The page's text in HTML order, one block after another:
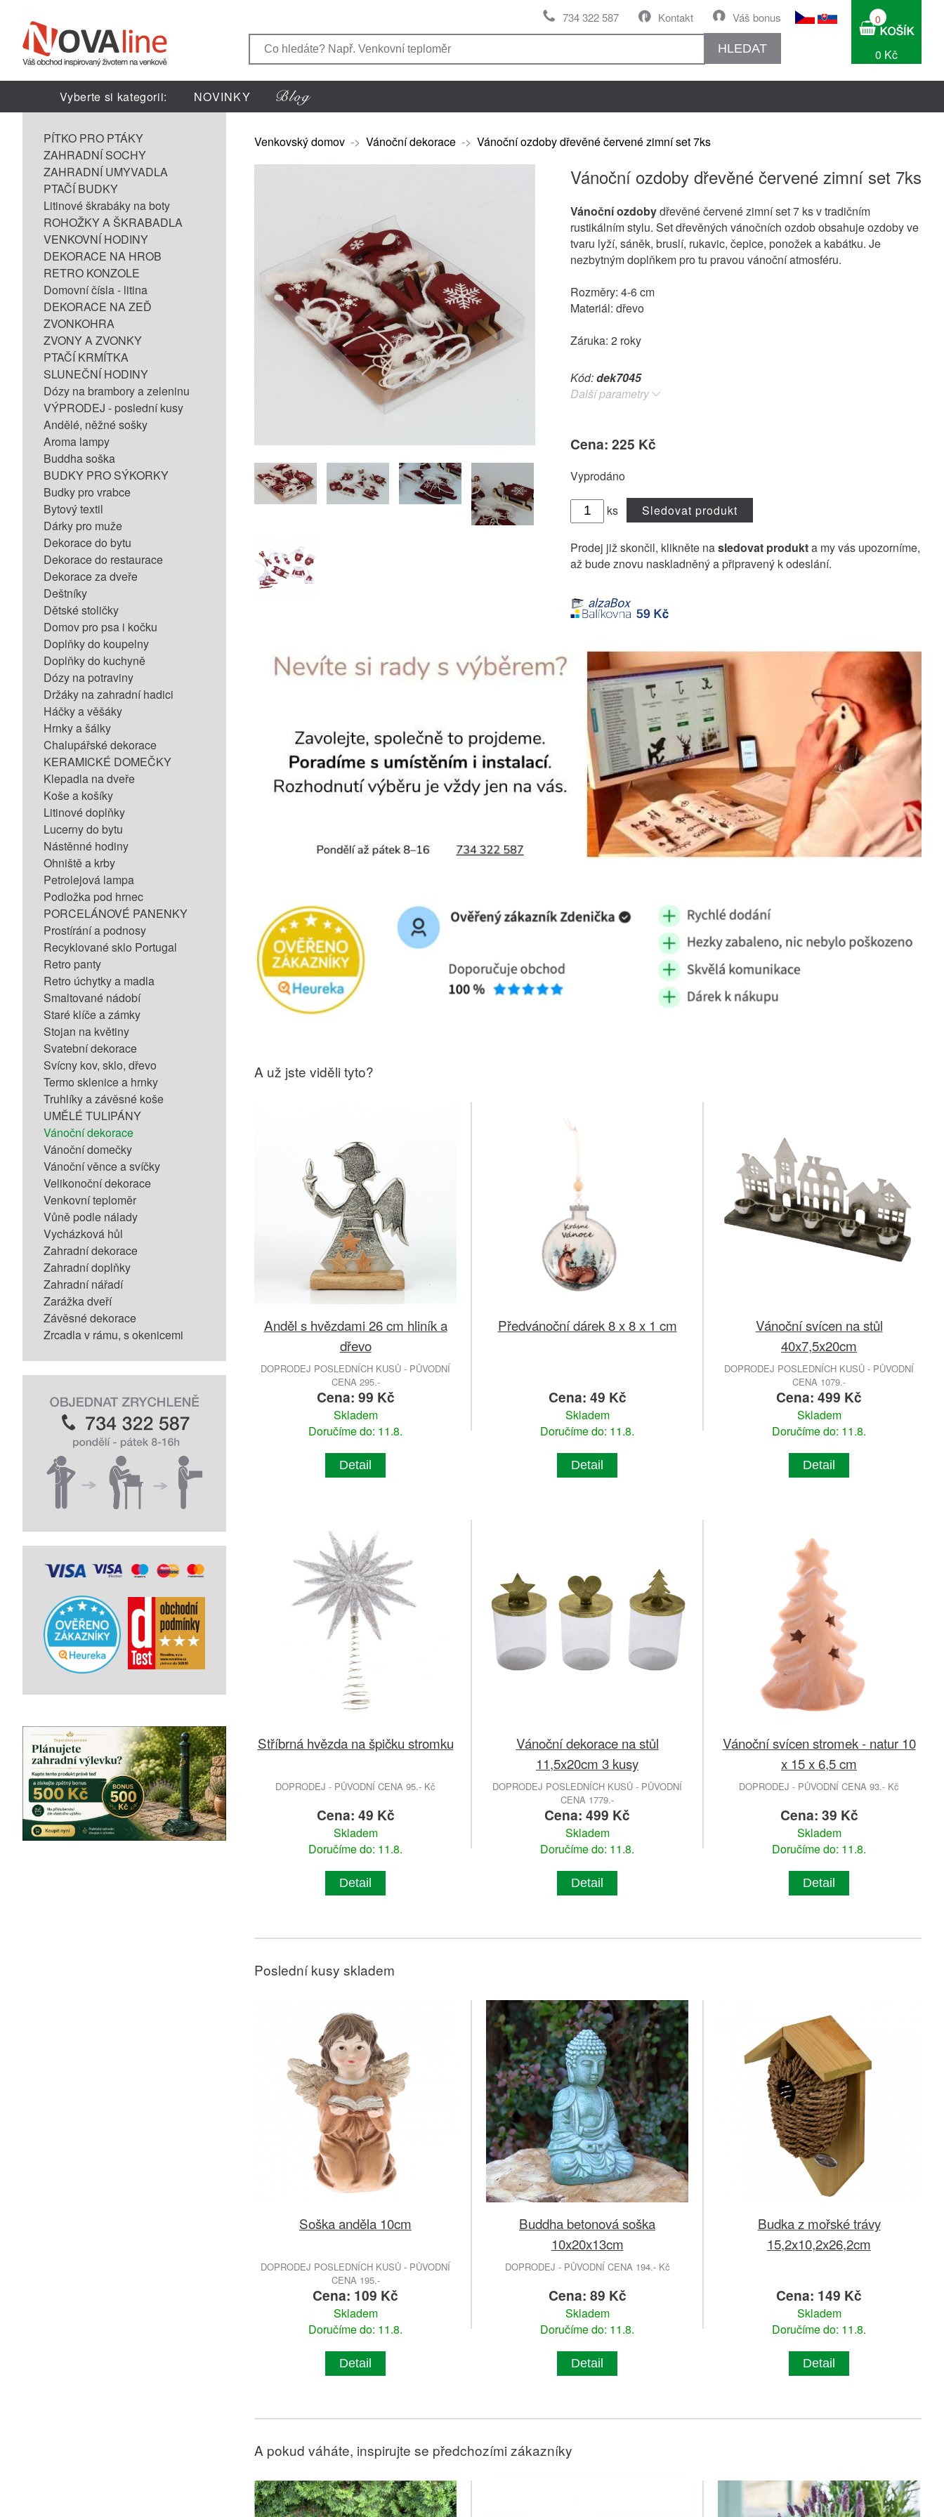
Váš bonus
Kontakt
734 322 587
HLEDAT
0
0 Kč
Vyberte si kategorii: NOVINKY
PÍTKO PRO PTÁKY
ZAHRADNÍ SOCHY
ZAHRADNÍ UMYVADLA
PTAČÍ BUDKY
Litinové škrabáky na boty
ROHOŽKY A ŠKRABADLA
VENKOVNÍ HODINY
DEKORACE NA HROB
RETRO KONZOLE
Domovní čísla - litina
DEKORACE NA ZEĎ
ZVONKOHRA
ZVONY A ZVONKY
PTAČÍ KRMÍTKA
SLUNEČNÍ HODINY
Dózy na brambory a zeleninu
VÝPRODEJ - poslední kusy
Andělé, něžné sošky
Aroma lampy
Buddha soška
BUDKY PRO SÝKORKY
Budky pro vrabce
Bytový textil
Dárky pro muže
Dekorace do bytu
Dekorace do restaurace
Dekorace za dveře
Deštníky
Dětské stoličky
Domov pro psa i kočku
Doplňky do koupelny
Doplňky do kuchyně
Dózy na potraviny
Držáky na zahradní hadici
Háčky a věšáky
Hrnky a šálky
Chalupářské dekorace
KERAMICKÉ DOMEČKY
Klepadla na dveře
Koše a košíky
Litinové doplňky
Lucerny do bytu
Nástěnné hodiny
Ohniště a krby
Petrolejová lampa
Podložka pod hrnec
PORCELÁNOVÉ PANENKY
Prostírání a podnosy
Recyklované sklo Portugal
Retro panty
Retro úchytky a madla
Smaltované nádobí
Staré klíče a zámky
Stojan na květiny
Svatební dekorace
Svícny kov, sklo, dřevo
Termo sklenice a hrnky
Truhlíky a závěsné koše
UMĚLÉ TULIPÁNY
Vánoční dekorace
Vánoční domečky
Vánoční věnce a svíčky
Velikonoční dekorace
Venkovní teploměr
Vůně podle nálady
Vycházková hůl
Zahradní dekorace
Zahradní doplňky
Zahradní nářadí
Zarážka dveří
Závěsné dekorace
Zrcadla v rámu, s okenicemi
Venkovský domov -> Vánoční dekorace -> Vánoční ozdoby dřevěné červené zimní set 7ks
Vánoční ozdoby dřevěné červené zimní set 7ks
Vánoční ozdobydřevěné červené zimní set 7 ks v tradičním
rustikálním stylu. Set dřevěných vánočních ozdob obsahuje ozdoby ve
tvaru lyží, sáněk, bruslí, rukavic, čepice, ponožek a kabátku. Je
nezbytným doplňkem pro tu pravou vánoční atmosféru.
Rozměry: 4-6 cm
Materiál: dřevo
Záruka: 2 roky
Kód:dek7045
Další parametry
Cena: 225 Kč
Vyprodáno
ks Sledovat produkt
Prodej již skončil, klikněte nasledovat produkta my vás upozorníme,
až bude znovu naskladněný a připravený k odeslání.
A už jste viděli tyto?
Anděl s hvězdami 26 cm hliník a
dřevo
DOPRODEJ POSLEDNÍCH KUSŮ - PŮVODNÍ
CENA 295.-
Cena: 99 Kč
Skladem
Doručíme do: 11.8.
Detail
Předvánoční dárek 8 x 8 x 1 cm
Cena: 49 Kč
Skladem
Doručíme do: 11.8.
Detail
Vánoční svícen na stůl
40x7,5x20cm
DOPRODEJ POSLEDNÍCH KUSŮ - PŮVODNÍ
CENA 1079.-
Cena: 499 Kč
Skladem
Doručíme do: 11.8.
Detail
Stříbrná hvězda na špičku stromku
DOPRODEJ - PŮVODNÍ CENA 95.- Kč
Cena: 49 Kč
Skladem
Doručíme do: 11.8.
Detail
Vánoční dekorace na stůl
11,5x20cm 3 kusy
DOPRODEJ POSLEDNÍCH KUSŮ - PŮVODNÍ
CENA 1779.-
Cena: 499 Kč
Skladem
Doručíme do: 11.8.
Detail
Vánoční svícen stromek - natur 10
x 15 x 6,5 cm
DOPRODEJ - PŮVODNÍ CENA 93.- Kč
Cena: 39 Kč
Skladem
Doručíme do: 11.8.
Detail
Poslední kusy skladem
Soška anděla 10cm
DOPRODEJ POSLEDNÍCH KUSŮ - PŮVODNÍ
CENA 195.-
Cena: 109 Kč
Skladem
Doručíme do: 11.8.
Detail
Buddha betonová soška
10x20x13cm
DOPRODEJ - PŮVODNÍ CENA 194.- Kč
Cena: 89 Kč
Skladem
Doručíme do: 11.8.
Detail
Budka z mořské trávy
15,2x10,2x26,2cm
Cena: 149 Kč
Skladem
Doručíme do: 11.8.
Detail
A pokud váháte, inspirujte se předchozími zákazníky